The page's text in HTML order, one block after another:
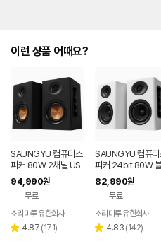
이런 상품 어때요?
SAUNGYU 컴퓨터스
피커 80W 2채널 US
B DAC 옵티컬 유선 연
결 블루투스 스피커
94,990원
무료
소리마루 유한회사
별 4.87 리
(171)
SAUNGYU 컴퓨터
피커 24bit 80W 블
루투스 USB DAC
X 옵티컬 연결
82,990원
무료
소리마루 유한회사
별 4.83 리
(142)